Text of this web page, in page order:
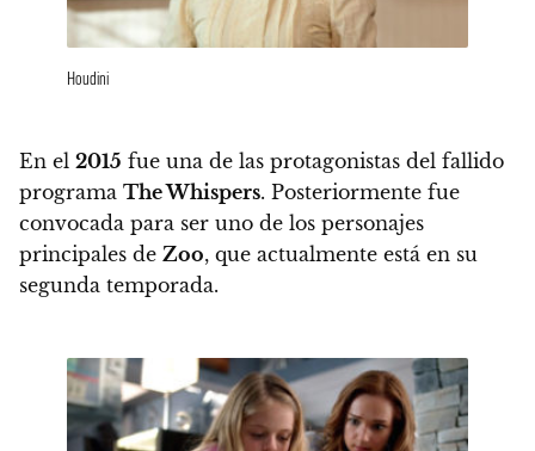
Houdini
En el 2015 fue una de las protagonistas del fallido
programa The Whispers. Posteriormente fue
convocada para ser uno de los personajes
principales de Zoo, que actualmente está en su
segunda temporada.